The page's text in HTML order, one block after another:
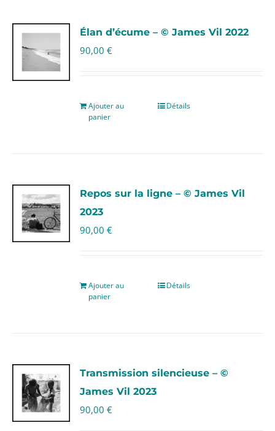
Élan d’écume – © James Vil 2022
90,00€
Ajouter au
panier
Détails
Repos sur la ligne – © James Vil
2023
90,00€
Ajouter au
panier
Détails
Transmission silencieuse – ©
James Vil 2023
90,00€